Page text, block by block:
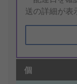
送の詳細が表
個